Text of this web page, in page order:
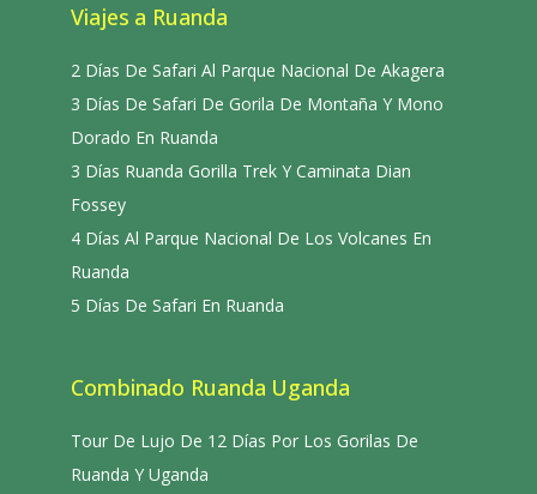
Viajes a Ruanda
2 Días De Safari Al Parque Nacional De Akagera
3 Días De Safari De Gorila De Montaña Y Mono
Dorado En Ruanda
3 Días Ruanda Gorilla Trek Y Caminata Dian
Fossey
4 Días Al Parque Nacional De Los Volcanes En
Ruanda
5 Días De Safari En Ruanda
Combinado Ruanda Uganda
Tour De Lujo De 12 Días Por Los Gorilas De
Ruanda Y Uganda